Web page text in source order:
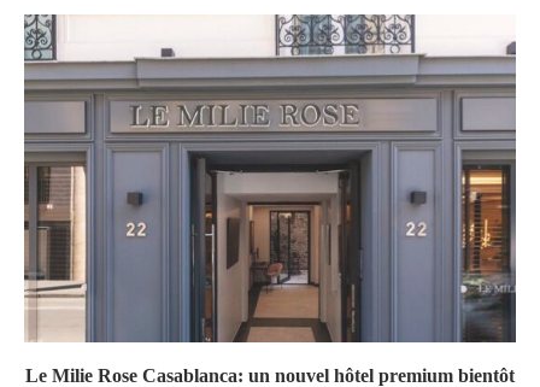
Le Milie Rose Casablanca: un nouvel hôtel premium bientôt